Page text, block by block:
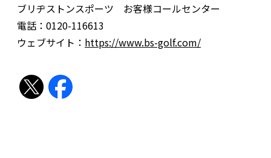
ブリヂストンスポーツ お客様コールセンター
電話：0120-116613
ウェブサイト： https://www.bs-golf.com/